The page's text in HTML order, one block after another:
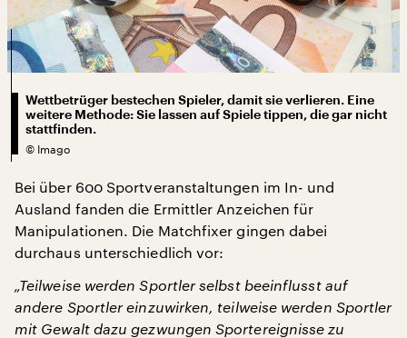
Wettbetrüger bestechen Spieler, damit sie verlieren. Eine
weitere Methode: Sie lassen auf Spiele tippen, die gar nicht
stattfinden.
© Imago
Bei über 600 Sportveranstaltungen im In- und
Ausland fanden die Ermittler Anzeichen für
Manipulationen. Die Matchfixer gingen dabei
durchaus unterschiedlich vor:
„Teilweise werden Sportler selbst beeinflusst auf
andere Sportler einzuwirken, teilweise werden Sportler
mit Gewalt dazu gezwungen Sportereignisse zu